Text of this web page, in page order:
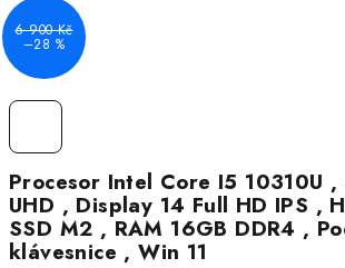
Procesor Intel Core I5 10310U
UHD , Display 14 Full HD IPS ,
SSD M2 , RAM 16GB DDR4 ,
klávesnice , Win 11
6 900 Kč
–28 %